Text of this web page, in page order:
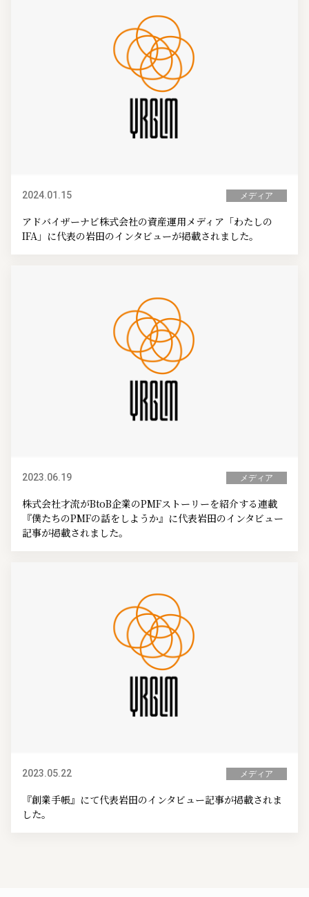
2024.01.15 メディア
アドバイザーナビ株式会社の資産運用メディア「わたしの
IFA」に代表の岩田のインタビューが掲載されました。
2023.06.19 メディア
株式会社才流がBtoB企業のPMFストーリーを紹介する連載
『僕たちのPMFの話をしようか』に代表岩田のインタビュー
記事が掲載されました。
2023.05.22 メディア
『創業手帳』にて代表岩田のインタビュー記事が掲載されま
した。